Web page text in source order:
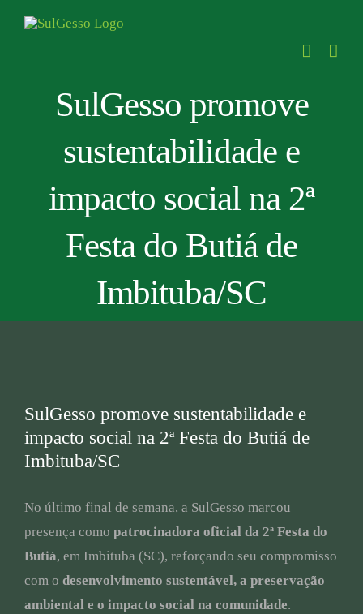
SulGesso promove
sustentabilidade e
impacto social na 2ª
Festa do Butiá de
Imbituba/SC
SulGesso promove sustentabilidade e
impacto social na 2ª Festa do Butiá de
Imbituba/SC
No último final de semana, a SulGesso marcou
presença como patrocinadora oficial da 2ª Festa do
Butiá, em Imbituba (SC), reforçando seu compromisso
com o desenvolvimento sustentável, a preservação
ambiental e o impacto social na comunidade.